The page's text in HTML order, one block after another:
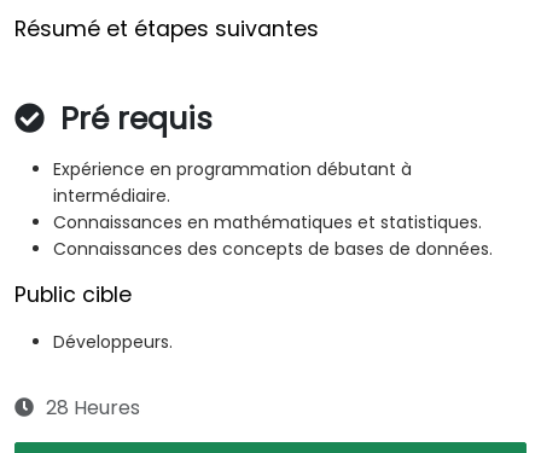
Résumé et étapes suivantes
Pré requis
Expérience en programmation débutant à
intermédiaire.
Connaissances en mathématiques et statistiques.
Connaissances des concepts de bases de données.
Public cible
Développeurs.
28 Heures